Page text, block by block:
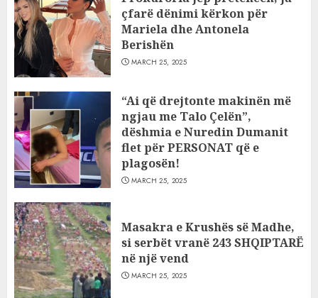
çfarë dënimi kërkon për
Mariela dhe Antonela
Berishën
MARCH 25, 2025
“Ai që drejtonte makinën më
ngjau me Talo Çelën”,
dëshmia e Nuredin Dumanit
flet për PERSONAT që e
plagosën!
MARCH 25, 2025
Masakra e Krushës së Madhe,
si serbët vranë 243 SHQIPTARË
në një vend
MARCH 25, 2025